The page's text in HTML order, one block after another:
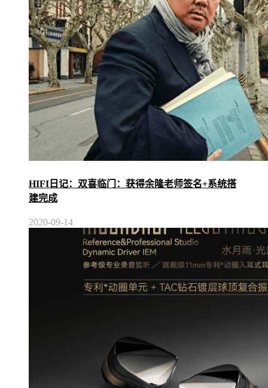
HIFI日记：双喜临门：获得余隆老师签名+系统搭
建完成
2020-09-14